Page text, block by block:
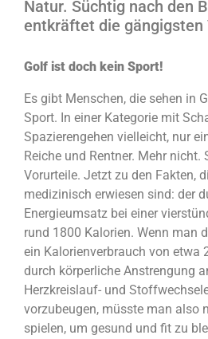
Natur. Süchtig nach den
entkräftet die gängigsten
Golf ist doch kein Sport!
Es gibt Menschen, die sehen in
Sport. In einer Kategorie mit
Spazierengehen vielleicht, nur
Reiche und Rentner. Mehr
Vorurteile. Jetzt zu den Fakten,
medizinisch erwiesen sind: der
Energieumsatz bei einer
rund 1800 Kalorien. Wenn man
ein Kalorienverbrauch von etwa
durch körperliche Anstrengung
Herzkreislauf- und
vorzubeugen, müsste man also
spielen, um gesund und fit zu